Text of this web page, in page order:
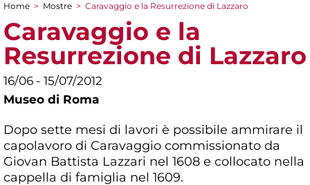
Tu sei qui
Home > Mostre > Caravaggio e la Resurrezione di Lazzaro
Caravaggio e la
Resurrezione di Lazzaro
16/06 - 15/07/2012
Museo di Roma
Dopo sette mesi di lavori è possibile ammirare il
capolavoro di Caravaggio commissionato da
Giovan Battista Lazzari nel 1608 e collocato nella
cappella di famiglia nel 1609.